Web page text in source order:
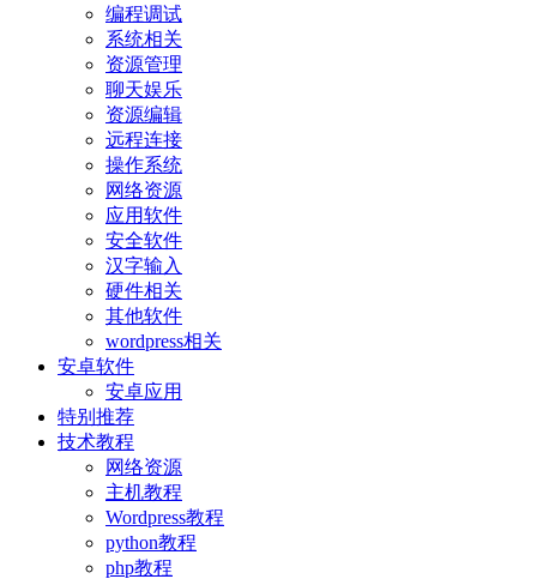
编程调试
系统相关
资源管理
聊天娱乐
资源编辑
远程连接
操作系统
网络资源
应用软件
安全软件
汉字输入
硬件相关
其他软件
wordpress相关
安卓软件
安卓应用
特别推荐
技术教程
网络资源
主机教程
Wordpress教程
python教程
php教程